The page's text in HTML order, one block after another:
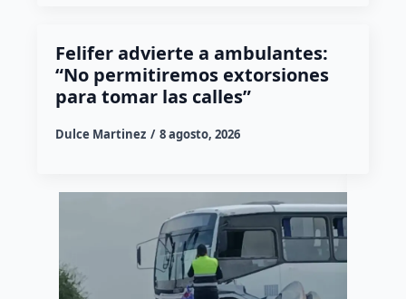
Felifer advierte a ambulantes:
“No permitiremos extorsiones
para tomar las calles”
Dulce Martinez 8 agosto, 2026